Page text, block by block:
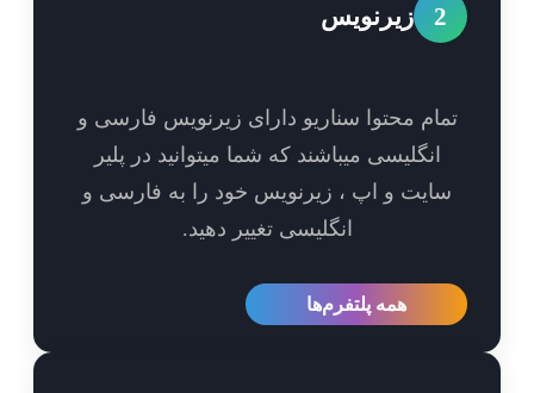
زیرنویس
محتوا سناریو دارای زیرنویس فارسی و
انگلیسی میباشند که شما میتوانید در پلیر
و اپ ، زیرنویس خود را به فارسی و
انگلیسی تغییر دهید.
همه پلتفرم‌ها